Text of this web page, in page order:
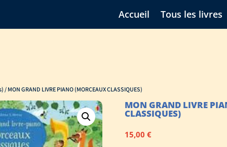
Accueil Tous les livres
/ MON GRAND LIVRE PIANO (MORCEAUX CLASSIQUES)
MON GRAND LIVRE
CLASSIQUES)
15,00€